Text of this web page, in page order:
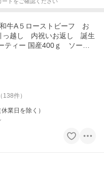
和牛A５ローストビーフ お
っ越し 内祝いお返し 誕生
ティー 国産400ｇ ソース
138件）
業日を除く）